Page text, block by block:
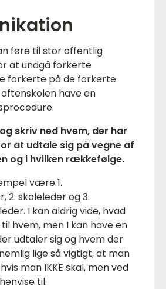
føre til stor offentlig
at undgå forkerte
forkerte på de forkerte
have en
skriv ned hvem, der har
at udtale sig på vegne af
og i hvilken rækkefølge.
være 1.
2. skoleleder og 3.
I kan aldrig vide, hvad
hvem, men I kan have en
udtaler sig og hvem der
lige så vigtigt, at man
man IKKE skal, men ved
til.